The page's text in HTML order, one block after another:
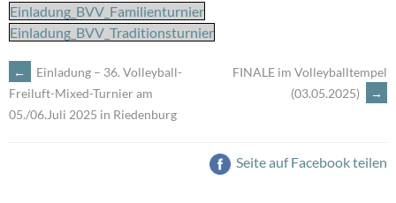
Einladung_BVV_Familienturnier
Einladung_BVV_Traditionsturnier
ARTIKEL-
NAVIGATION
←
Einladung – 36. Volleyball-
Freiluft-Mixed-Turnier am
05./06.Juli 2025 in Riedenburg
FINALE im Volleyballtempel
(03.05.2025)
→
Seite auf Facebook teilen